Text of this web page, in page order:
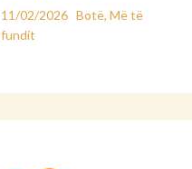
11/02/2026 Botë, Më të
fundit